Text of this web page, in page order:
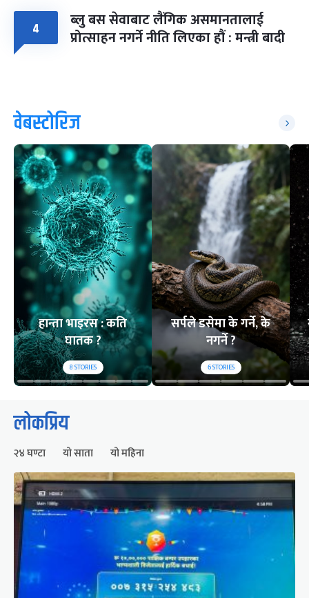
४ ब्लु बस सेवाबाट लैंगिक असमानतालाई
प्रोत्साहन नगर्ने नीति लिएका हौं : मन्त्री बादी
वेबस्टोरिज
हान्ता भाइरस : कति
घातक ?
8STORIES
सर्पले डसेमा के गर्ने, के
नगर्ने ?
6STORIES
लोकप्रिय
२४ घण्टा यो साता यो महिना